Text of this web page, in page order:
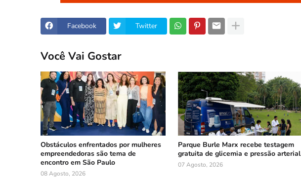
Facebook Twitter
Você Vai Gostar
Obstáculos enfrentados por mulheres
empreendedoras são tema de
encontro em São Paulo
08 Agosto, 2026
Parque Burle Marx recebe testagem
gratuita de glicemia e pressão arterial
07 Agosto, 2026